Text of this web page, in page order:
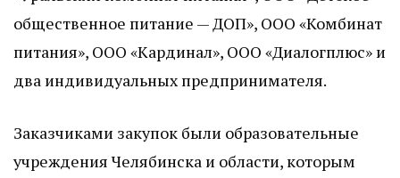
общественное питание — ДОП», ООО «Комбинат
питания», ООО «Кардинал», ООО «Диалогплюс» и
два индивидуальных предпринимателя.
Заказчиками закупок были образовательные
учреждения Челябинска и области, которым